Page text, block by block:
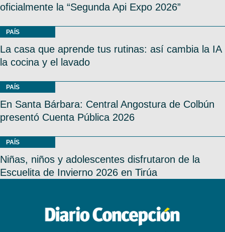
oficialmente la “Segunda Api Expo 2026”
PAÍS
La casa que aprende tus rutinas: así cambia la IA
la cocina y el lavado
PAÍS
En Santa Bárbara: Central Angostura de Colbún
presentó Cuenta Pública 2026
PAÍS
Niñas, niños y adolescentes disfrutaron de la
Escuelita de Invierno 2026 en Tirúa